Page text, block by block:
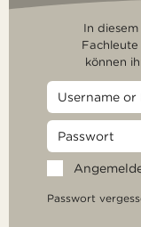
In
können
Passwort